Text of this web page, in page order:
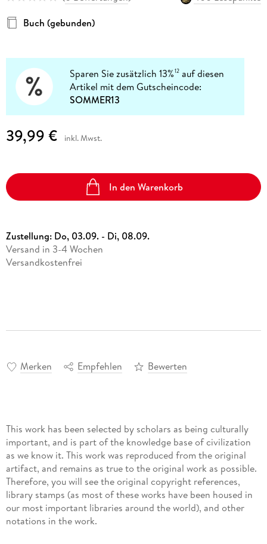
Buch (gebunden)
Sparen Sie zusätzlich 13%12 auf diesen
Artikel mit dem Gutscheincode:
SOMMER13
39,99 € inkl. Mwst.
In den Warenkorb
Zustellung: Do, 03.09. - Di, 08.09.
Versand in 3-4 Wochen
Versandkostenfrei
Merken Empfehlen Bewerten
This work has been selected by scholars as being culturally
important, and is part of the knowledge base of civilization
as we know it. This work was reproduced from the original
artifact, and remains as true to the original work as possible.
Therefore, you will see the original copyright references,
library stamps (as most of these works have been housed in
our most important libraries around the world), and other
notations in the work.